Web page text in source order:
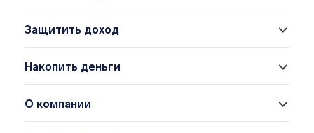
Защитить доход
Накопить деньги
О компании